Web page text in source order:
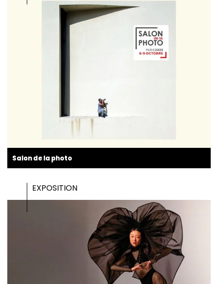
Salon de la photo
EXPOSITION